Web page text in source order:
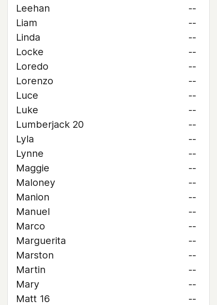
Leehan
--
Liam
--
Linda
--
Locke
--
Loredo
--
Lorenzo
--
Luce
--
Luke
--
Lumberjack 20
--
Lyla
--
Lynne
--
Maggie
--
Maloney
--
Manion
--
Manuel
--
Marco
--
Marguerita
--
Marston
--
Martin
--
Mary
--
Matt 16
--